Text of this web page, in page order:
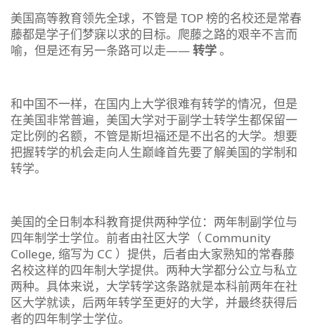
美国高等教育领先全球，不管是 TOP 榜的名校还是常春
藤都是学子们梦寐以求的目标。爬藤之路的艰辛不言而
喻，但是还有另一条路可以走——转学。
和中国不一样，在国内上大学很难有转学的情况，但是
在美国非常普遍，美国大学对于副学士转学生都保留一
定比例的名额，不管是斯坦福还是不出名的大学。想要
把握转学的机会走向人生巅峰首先要了解美国的学制和
转学。
美国的全日制本科教育提供两种学位：两年制副学位与
四年制学士学位。前者由社区大学（ Community
College, 缩写为 CC ）提供，后者由大家熟知的常春藤
名校这样的四年制大学提供。两种大学都分公立与私立
两种。具体来说，大学转学这条路就是本科前两年在社
区大学就读，后两年转学至更好的大学，并最终获得后
者的四年制学士学位。